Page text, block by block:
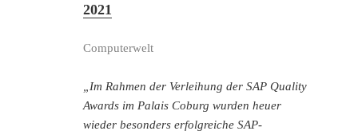
2021
Computerwelt
„Im Rahmen der Verleihung der SAP Quality
Awards im Palais Coburg wurden heuer
wieder besonders erfolgreiche SAP-